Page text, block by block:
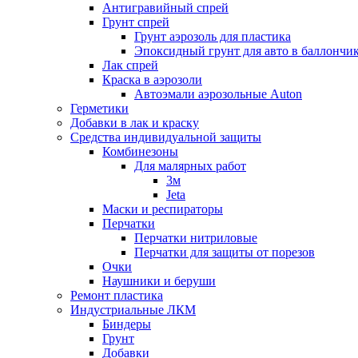
Антигравийный спрей
Грунт спрей
Грунт аэрозоль для пластика
Эпоксидный грунт для авто в
Лак спрей
Краска в аэрозоли
Автоэмали аэрозольные Auton
Герметики
Добавки в лак и краску
Средства индивидуальной защиты
Комбинезоны
Для малярных работ
3м
Jeta
Маски и респираторы
Перчатки
Перчатки нитриловые
Перчатки для защиты от порезов
Очки
Наушники и беруши
Ремонт пластика
Индустриальные ЛКМ
Биндеры
Грунт
Добавки